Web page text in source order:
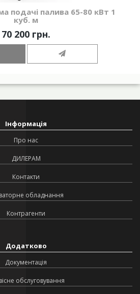
подачі палива 65-80 кВт 1
куб. м
70 200 грн.
Інформація
Про нас
ДИЛЕРАМ
Контакти
обладнання
Контрагенти
Додатково
Документація
обслуговування